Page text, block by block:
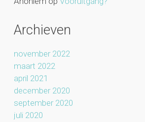
Archieven
november 2022
maart 2022
april 2021
december 2020
september 2020
juli 2020